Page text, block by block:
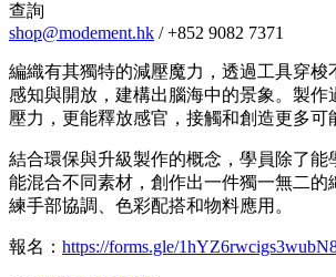
查詢
shop@modement.hk / +852 9082 7371
編織有其獨特的減壓魔力，透過工具穿梭
感知與開放，建構出腦海中的景象。製作
壓力，更能釋放感官，接觸和創造更多可
結合環保與升級製作的概念，學員除了能
能混合不同素材，創作出一件獨一無二的
練手部協調、色彩配搭和物料應用。
報名： https://forms.gle/